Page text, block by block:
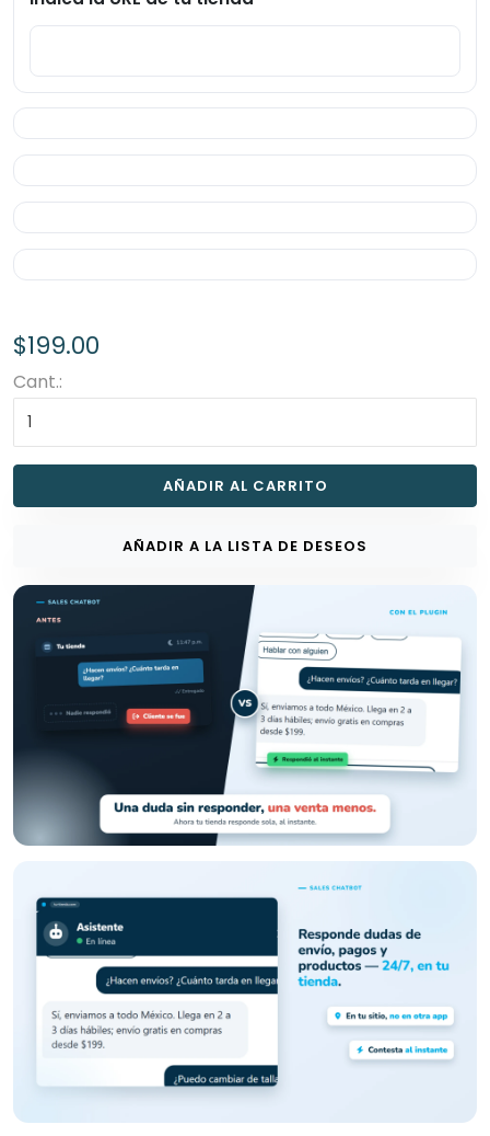
$199.00
Cant.:
AÑADIR AL CARRITO
AÑADIR A LA LISTA DE DESEOS